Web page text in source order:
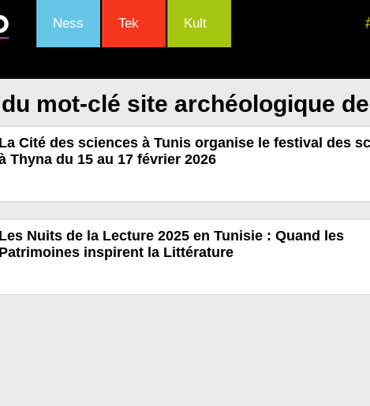
Ness Tek Kult
mot-clé site archéologique
La Cité des sciences à Tunis organise le festival des
Thyna du 15 au 17 février 2026
Les Nuits de la Lecture 2025 en Tunisie : Quand les
Patrimoines inspirent la Littérature